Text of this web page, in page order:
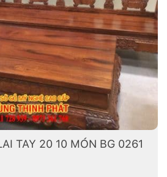
TAY 20 10 MÓN BG 0261